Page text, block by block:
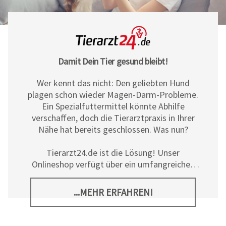
Damit Dein Tier gesund bleibt!
Wer kennt das nicht: Den geliebten Hund
plagen schon wieder Magen-Darm-Probleme.
Ein Spezialfuttermittel könnte Abhilfe
verschaffen, doch die Tierarztpraxis in Ihrer
Nähe hat bereits geschlossen. Was nun?
Tierarzt24.de ist die Lösung! Unser
Onlineshop verfügt über ein umfangreiches
Sortiment an Diät- und
Ergänzungsfuttermitteln, Pflegeprodukten
sowie allerlei tierischem Zubehör für Hunde,
Katzen und Pferde. Neben den hochwertigen
...MEHR ERFAHREN!